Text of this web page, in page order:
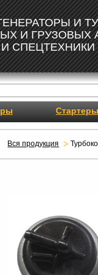
И
И ГРУЗОВЫХ
СПЕЦТЕХНИКИ
Стартеры
Вся продукция